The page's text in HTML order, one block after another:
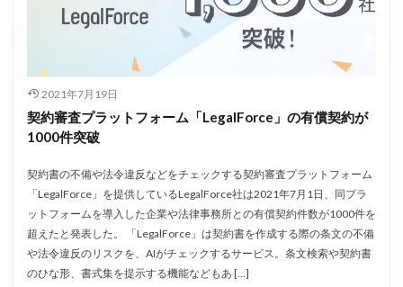
2021年7月19日
契約審査プラットフォーム「LegalForce」の有償契約が
1000件突破
契約書の不備や法令違反などをチェックする契約審査プラットフォーム
「LegalForce」を提供しているLegalForce社は2021年7月1日、同プラ
ットフォームを導入した企業や法律事務所との有償契約件数が1000件を
超えたと発表した。 「LegalForce」は契約書を作成する際の条文の不備
や法令違反のリスクを、AIがチェックするサービス。条文検索や契約書
のひな形、書式集を提示する機能などもあ […]